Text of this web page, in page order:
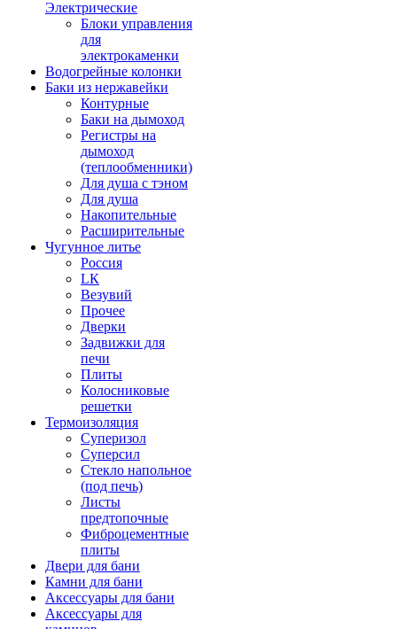
Электрические
Блоки управления
для
электрокаменки
Водогрейные колонки
Баки из нержавейки
Контурные
Баки на дымоход
Регистры на
дымоход
(теплообменники)
Для душа с тэном
Для душа
Накопительные
Расширительные
Чугунное литье
Россия
LК
Везувий
Прочее
Дверки
Задвижки для
печи
Плиты
Колосниковые
решетки
Термоизоляция
Суперизол
Суперсил
Стекло напольное
(под печь)
Листы
предтопочные
Фиброцементные
плиты
Двери для бани
Камни для бани
Аксессуары для бани
Аксессуары для